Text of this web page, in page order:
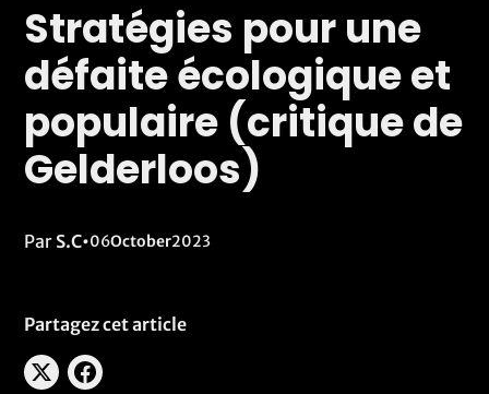
Stratégies pour une
défaite écologique et
populaire (critique de
Gelderloos)
Par S.C•06October2023
Partagez cet article